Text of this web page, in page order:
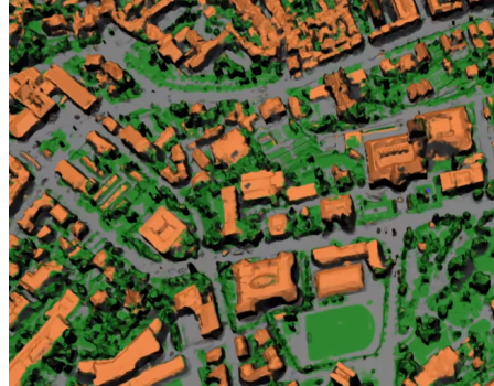
L’intelligence artificielle de Google a maintenant son propre